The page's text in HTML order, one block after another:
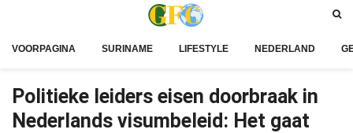
VOORPAGINA SURINAME LIFESTYLE NEDERLAND
Politieke leiders eisen doorbraak in
Nederlands visumbeleid: Het gaat